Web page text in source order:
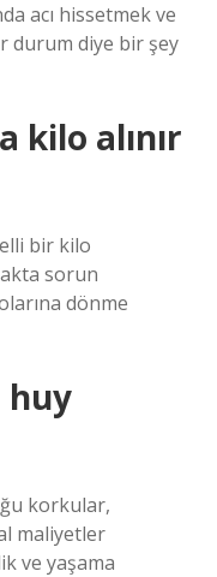
acı hissetmek ve
durum diye bir şey
kilo alınır
bir kilo
sorun
dönme
huy
korkular,
maliyetler
ve yaşama